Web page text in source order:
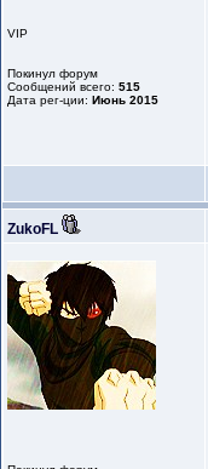
VIP
Покинул форум
Сообщений всего: 515
Дата рег-ции: Июнь 2015
ZukoFL